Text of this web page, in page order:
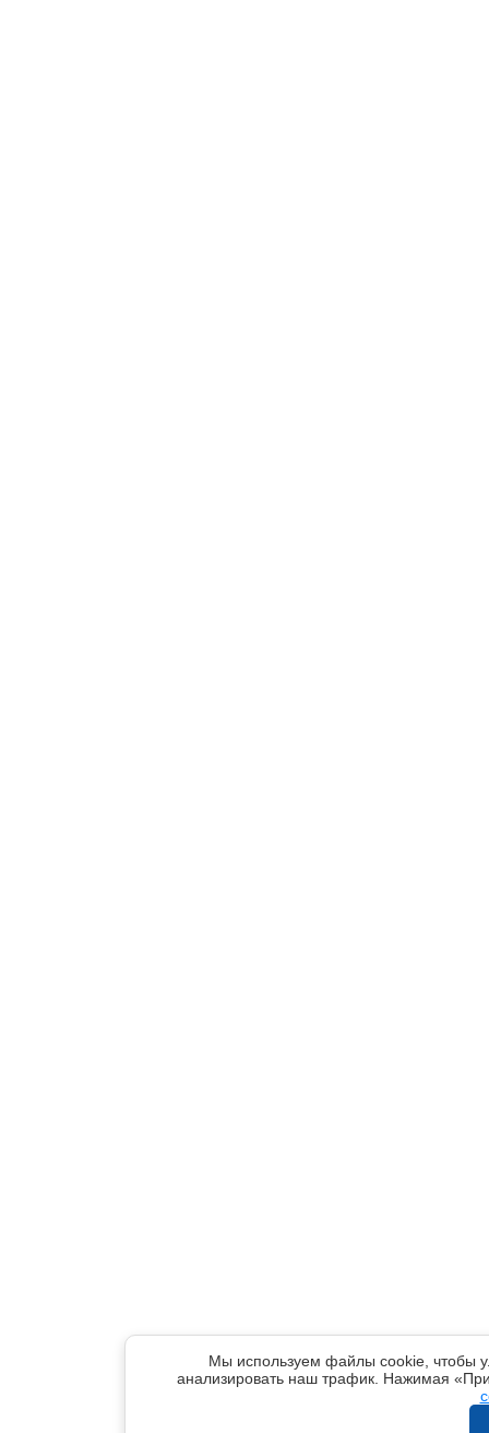
Мы используем файлы cookie, чтобы
анализировать наш трафик. Нажимая